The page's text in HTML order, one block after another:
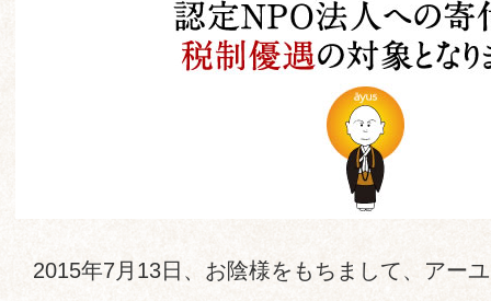
2015年7月13日、お陰様をもちまして、アー